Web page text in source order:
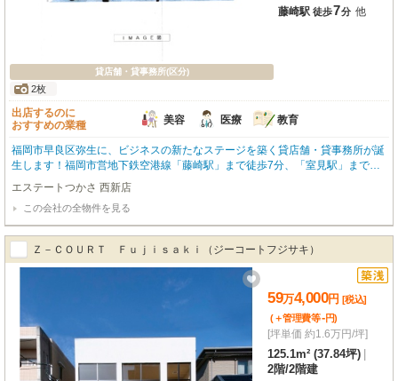
貸店舗・貸事務所(区分)
2枚
藤崎駅 徒歩7分 他
出店するのに
おすすめの業種
美容 医療 教育
福岡市早良区弥生に、ビジネスの新たなステージを築く貸店舗・貸事務所が誕
生します！福岡市営地下鉄空港線「藤崎駅」まで徒歩7分、「室見駅」まで徒
歩10分と、主要駅へのアクセスが良好です。広々とした125.1㎡の空間は、ス
ケルトン渡しのため、お客様の事業内容に合わせて自由に内装をデザインでき
ます。幹線道路沿いの視認性の良さも魅力です。周辺にはコンビニや銀行、多
様な飲食店が揃い、日々のビジネスをサポートする利便性の高い立地。美容・
健康・介護、医療、教育・スクール関連の事業をお考えの方に特におすすめで
す。2026年3月引き渡し予定。この機会に、理想のビジネス空間を実現しませ
んか？詳細はお気軽にお問い合わせください！
エステートつかさ 西新店
この会社の全物件を見る
Ｚ－ＣＯＵＲＴ Ｆｕｊｉｓａｋｉ（ジーコートフジサキ）
59万4,000円 [税込]
(＋管理費等-円)
[坪単価 約1.6万円/坪]
125.1m² (37.84坪)
2階/2階建